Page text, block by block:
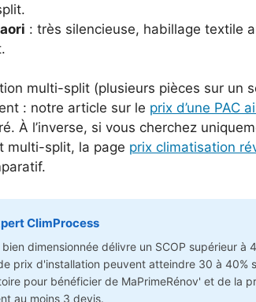
: très silencieuse, habillage textile
multi-split (plusieurs pièces sur un
: notre article sur le prix d’une PAC
À l’inverse, si vous cherchez
multi-split, la page prix climatisation
ClimProcess
bien dimensionnée délivre un SCOP supérieur
prix d'installation peuvent atteindre 30 à 40%
pour bénéficier de MaPrimeRénov' et de la
au moins 3 devis.